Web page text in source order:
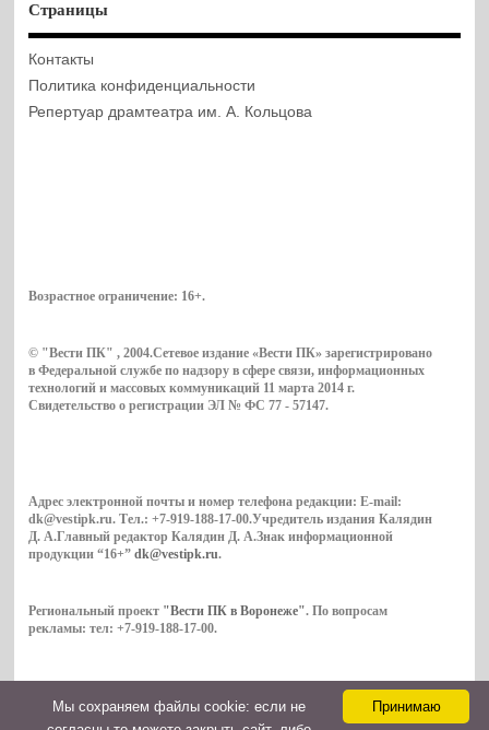
Страницы
Контакты
Политика конфиденциальности
Репертуар драмтеатра им. А. Кольцова
Возрастное ограничение: 16+.
© "Вести ПК" , 2004.Сетевое издание «Вести ПК» зарегистрировано
в Федеральной службе по надзору в сфере связи, информационных
технологий и массовых коммуникаций 11 марта 2014 г.
Свидетельство о регистрации ЭЛ № ФС 77 - 57147.
Адрес электронной почты и номер телефона редакции: E-mail:
dk@vestipk.ru. Тел.: +7-919-188-17-00.Учредитель издания Калядин
Д. А.Главный редактор Калядин Д. А.Знак информационной
продукции “16+”dk@vestipk.ru.
Региональный проект "Вести ПК в Воронеже". По вопросам
рекламы: тел: +7-919-188-17-00.
Copyright © 2026. ВестиПК в Воронеже Принимаю
Мы cохраняем файлы cookie: если не